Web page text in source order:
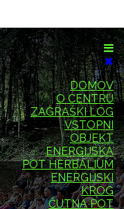
DOMOV
O CENTRU
ZAGRAŠKI LOG
VSTOPNI
OBJEKT
ENERGIJSKA
POT HERBALIUM
ENERGIJSKI
KROG
ČUTNA POT